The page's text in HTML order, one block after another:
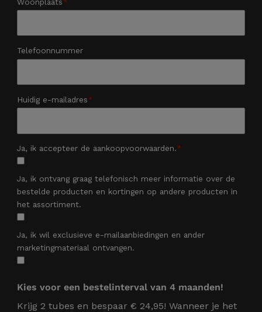
Telefoonnummer
Huidig e-mailadres
Ja, ik accepteer de aankoopvoorwaarden.
Ja, ik ontvang graag telefonisch meer informatie over de
bestelde producten en kortingen op andere producten in
het assortiment.
Ja, ik wil exclusieve e-mailaanbiedingen en ander
marketingmateriaal ontvangen.
Kies voor een bestelinterval van 4 maanden!
Krijg 2 tubes en bespaar € 24,95! Wanneer je het